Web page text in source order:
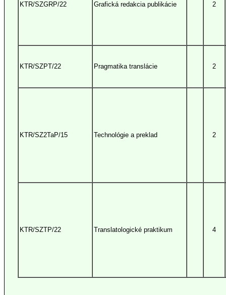
KTR/SZGRP/22 Grafická redakcia publikácie 2
KTR/SZPT/22 Pragmatika translácie 2
KTR/SZ2TaP/15 Technológie a preklad 2
KTR/SZTP/22 Translatologické praktikum 4